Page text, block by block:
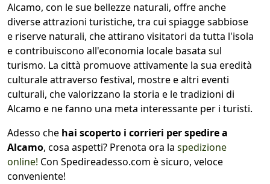
Alcamo, con le sue bellezze naturali, offre anche
diverse attrazioni turistiche, tra cui spiagge sabbiose
e riserve naturali, che attirano visitatori da tutta l'isola
e contribuiscono all'economia locale basata sul
turismo. La città promuove attivamente la sua eredità
culturale attraverso festival, mostre e altri eventi
culturali, che valorizzano la storia e le tradizioni di
Alcamo e ne fanno una meta interessante per i turisti.
Adesso che hai scoperto i corrieri per spedire a
Alcamo, cosa aspetti? Prenota ora la spedizione
online! Con Spedireadesso.com è sicuro, veloce
conveniente!